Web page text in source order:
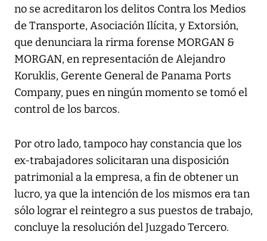
no se acreditaron los delitos Contra los Medios
de Transporte, Asociación Ilícita, y Extorsión,
que denunciara la rirma forense MORGAN &
MORGAN, en representación de Alejandro
Koruklis, Gerente General de Panama Ports
Company, pues en ningún momento se tomó el
control de los barcos.
Por otro lado, tampoco hay constancia que los
ex-trabajadores solicitaran una disposición
patrimonial a la empresa, a fin de obtener un
lucro, ya que la intención de los mismos era tan
sólo lograr el reintegro a sus puestos de trabajo,
concluye la resolución del Juzgado Tercero.